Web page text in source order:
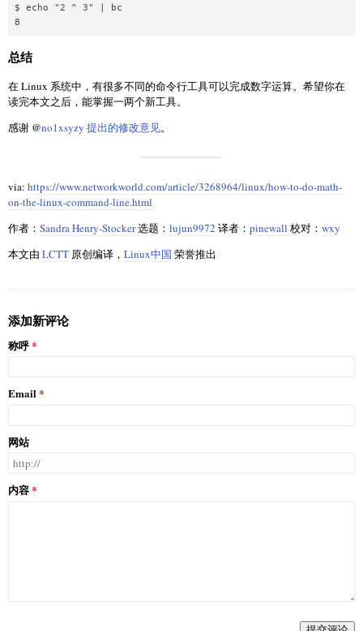
$ echo "2 ^ 3" | bc
总结
在 Linux 系统中，有很多不同的命令行工具可以完成数字运算。希望你在
读完本文之后，能掌握一两个新工具。
感谢 @no1xsyzy 提出的修改意见。
via: https://www.networkworld.com/article/3268964/linux/how-to-do-math-
on-the-linux-command-line.html
作者： Sandra Henry-Stocker选题： lujun9972 译者： pinewall 校对： wxy
本文由 LCTT 原创编译， Linux中国 荣誉推出
添加新评论
称呼
Email
网站
内容